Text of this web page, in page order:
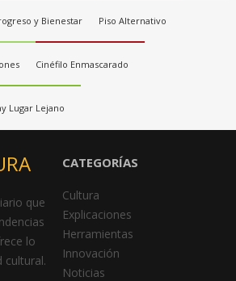
y Bienestar Piso Alternativo
Cinéfilo Enmascarado
Lugar Lejano
que
lo
cultural.
CATEGORÍAS
Cultura
Explicaciones
Herramientas
Innovación
Noticias